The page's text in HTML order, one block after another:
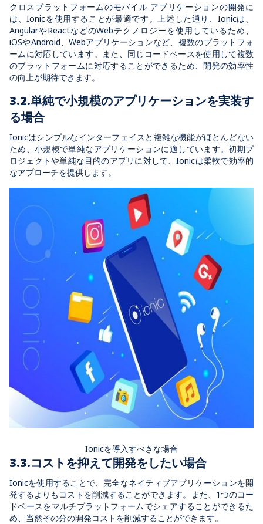
クロスプラットフォームのモバイル アプリケーションの開発に
は、Ionicを使用することが最適です。上述した通り、Ionicは、
AngularやReactなどのWebテクノロジーを使用しているため、
iOSやAndroid、Webアプリケーションなど、複数のプラットフォ
ームに対応しています。また、同じコードベースを使用して複数
のプラットフォームに対応することができるため、開発の効率性
の向上が期待できます。
3.2.単純で小規模のアプリケーションを実装す
る場合
Ionicはシンプルなインターフェイスと複雑な機能がほとんどない
ため、小規模で単純なアプリケーションに適しています。初期プ
ロジェクトや単純な目的のアプリに対して、Ionicは柔軟で効率的
なアプローチを提供します。
Ionicを導入すべきな場合
3.3.コストを抑えて開発をしたい場合
Ionicを使用することで、完全なネイティブアプリケーションを開
発するよりもコストを削減することができます。また、1つのコー
ドベースをマルチプラットフォームでシェアすることができるた
め、当然その分の開発コストを削減することができます。